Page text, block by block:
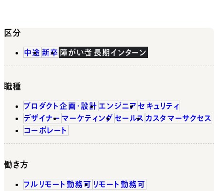
区分
中途 新卒 障がい者 長期インターン
職種
プロダクト企画・設計 エンジニア セキュリティ
デザイナー マーケティング セールス カスタマーサクセス
コーポレート
働き方
フルリモート勤務可 リモート勤務可